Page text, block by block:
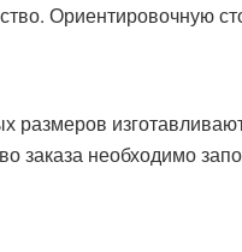
Ориентировочную
заказа необходимо